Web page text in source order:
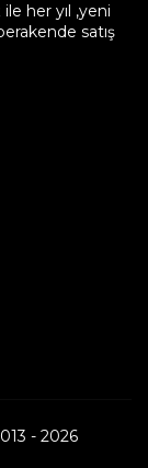
her yıl ,yeni
satış
- 2026